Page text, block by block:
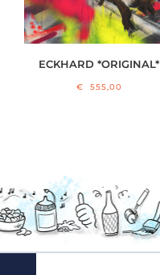
ECKHARD *ORIGINAL*
€ 555,00